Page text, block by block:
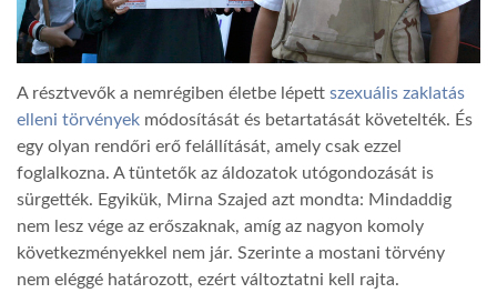
A résztvevők a nemrégiben életbe lépett szexuális zaklatás
elleni törvények módosítását és betartatását követelték. És
egy olyan rendőri erő felállítását, amely csak ezzel
foglalkozna. A tüntetők az áldozatok utógondozását is
sürgették. Egyikük, Mirna Szajed azt mondta: Mindaddig
nem lesz vége az erőszaknak, amíg az nagyon komoly
következményekkel nem jár. Szerinte a mostani törvény
nem eléggé határozott, ezért változtatni kell rajta.